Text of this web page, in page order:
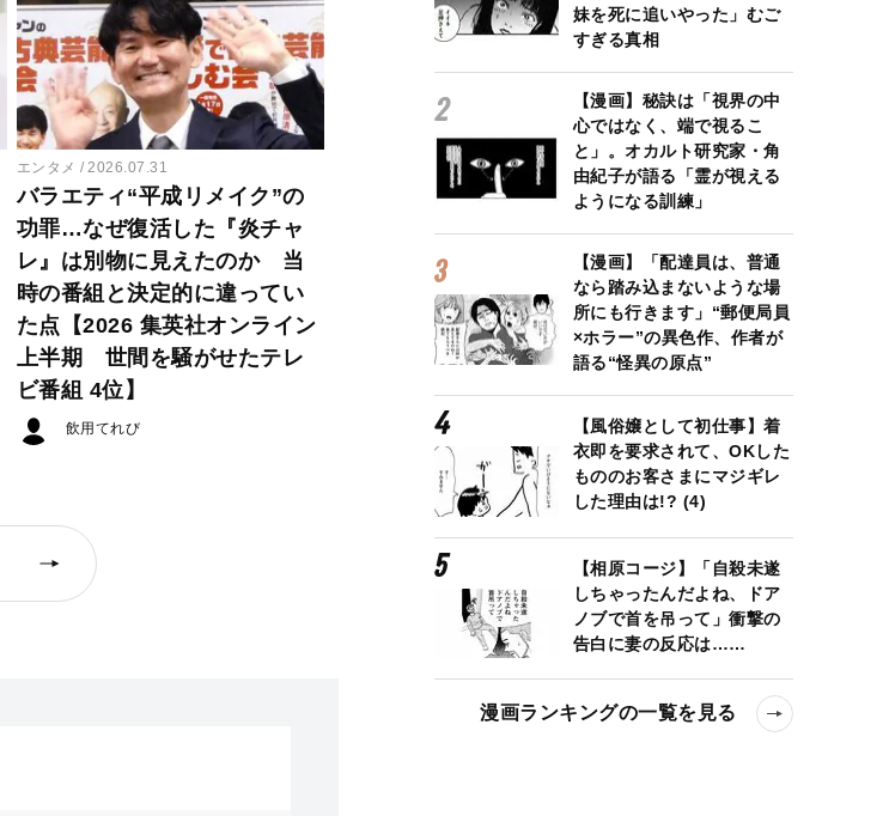
エンタメ 2026.07.31
バラエティ“平成リメイク”の
功罪…なぜ復活した『炎チャ
レ』は別物に見えたのか 当
時の番組と決定的に違ってい
た点【2026 集英社オンライン
上半期 世間を騒がせたテレ
ビ番組 4位】
飲用てれび
妹を死に追いやった」むご
すぎる真相
【漫画】秘訣は「視界の中
心ではなく、端で視るこ
と」。オカルト研究家・角
由紀子が語る「霊が視える
ようになる訓練」
【漫画】「配達員は、普通
なら踏み込まないような場
所にも行きます」“郵便局員
×ホラー”の異色作、作者が
語る“怪異の原点”
【風俗嬢として初仕事】着
衣即を要求されて、OKした
もののお客さまにマジギレ
した理由は!? (4)
【相原コージ】「自殺未遂
しちゃったんだよね、ドア
ノブで首を吊って」衝撃の
告白に妻の反応は……
漫画ランキングの一覧を見る